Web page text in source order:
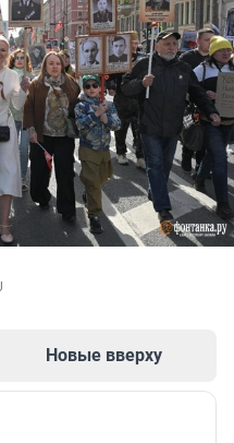
Новые вверху